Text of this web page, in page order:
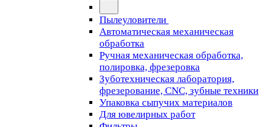
Пылеуловители
Автоматическая механическая
обработка
Ручная механическая обработка,
полировка, фрезеровка
Зуботехническая лаборатория,
фрезерование, CNC, зубные техники
Упаковка сыпучих материалов
Для ювелирных работ